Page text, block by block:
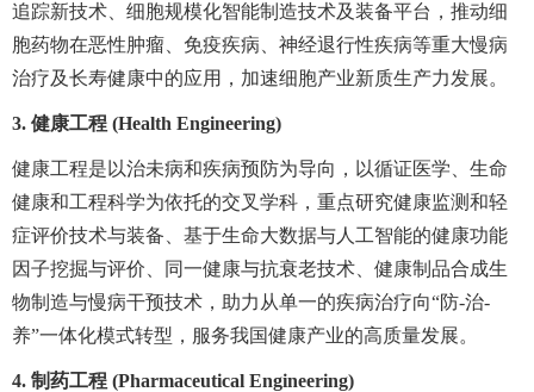
追踪新技术、细胞规模化智能制造技术及装备平台，推动细
胞药物在恶性肿瘤、免疫疾病、神经退行性疾病等重大慢病
治疗及长寿健康中的应用，加速细胞产业新质生产力发展。
3. 健康工程 (Health Engineering)
健康工程是以治未病和疾病预防为导向，以循证医学、生命
健康和工程科学为依托的交叉学科，重点研究健康监测和轻
症评价技术与装备、基于生命大数据与人工智能的健康功能
因子挖掘与评价、同一健康与抗衰老技术、健康制品合成生
物制造与慢病干预技术，助力从单一的疾病治疗向“防-治-
养”一体化模式转型，服务我国健康产业的高质量发展。
4. 制药工程 (Pharmaceutical Engineering)